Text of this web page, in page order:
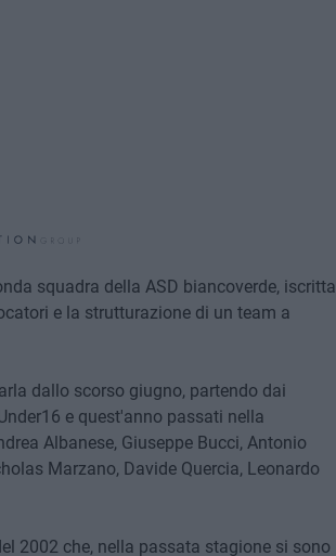
squadra della ASD biancoverde, iscritta
e la strutturazione di un team a
dallo scorso giugno, partendo dai
e quest'anno passati nella
Albanese, Giuseppe Bucci, Antonio
Marzano, Davide Quercia, Leonardo
2002 che, nella passata stagione si sono